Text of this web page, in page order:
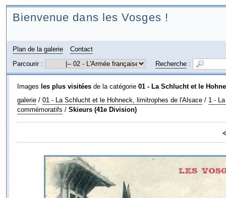
Bienvenue dans les Vosges !
Plan de la galerie
Contact
Parcourir :
Recherche:
Images les plus visitéesde la catégorie 01 - La Schlucht et le
galerie/ 01 - La Schlucht et le Hohneck, limitrophes de l'Alsace/ 1 -
commémoratifs / Skieurs (41e Division)